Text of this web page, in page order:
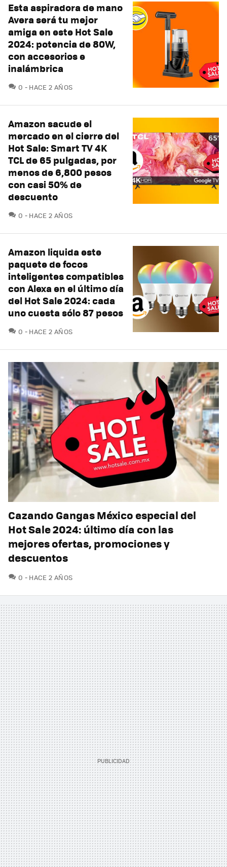
Esta aspiradora de mano
Avera será tu mejor
amiga en este Hot Sale
2024: potencia de 80W,
con accesorios e
inalámbrica
0 COMENTARIOS
HACE 2 AÑOS
Amazon sacude el
mercado en el cierre del
Hot Sale: Smart TV 4K
TCL de 65 pulgadas, por
menos de 6,800 pesos
con casi 50% de
descuento
0 COMENTARIOS
HACE 2 AÑOS
Amazon liquida este
paquete de focos
inteligentes compatibles
con Alexa en el último día
del Hot Sale 2024: cada
uno cuesta sólo 87 pesos
0 COMENTARIOS
HACE 2 AÑOS
Cazando Gangas México especial del
Hot Sale 2024: último día con las
mejores ofertas, promociones y
descuentos
0 COMENTARIOS
HACE 2 AÑOS